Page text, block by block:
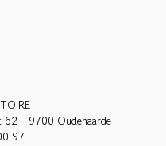
- 9700 Oudenaarde
97